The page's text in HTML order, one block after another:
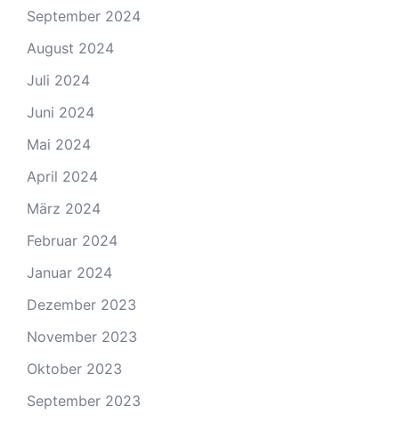
September 2024
August 2024
Juli 2024
Juni 2024
Mai 2024
April 2024
März 2024
Februar 2024
Januar 2024
Dezember 2023
November 2023
Oktober 2023
September 2023